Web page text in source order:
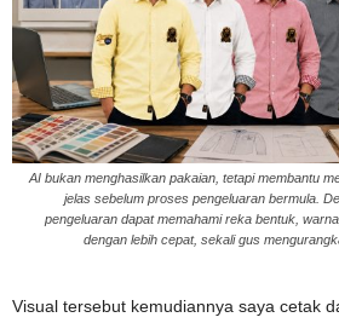
AI bukan menghasilkan pakaian, tetapi membantu
jelas sebelum proses pengeluaran bermula.
pengeluaran dapat memahami reka bentuk,
dengan lebih cepat, sekali gus
Visual tersebut kemudiannya saya cetak